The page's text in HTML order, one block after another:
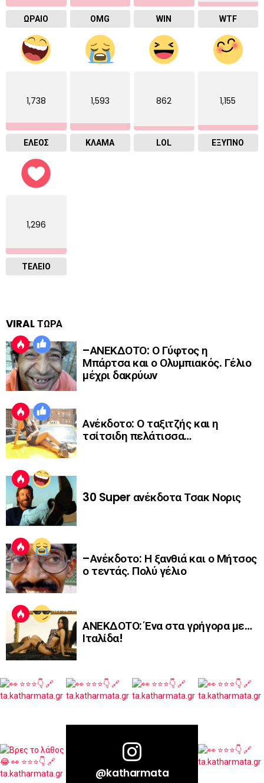
ΩΡΑΙΟ OMG WIN WTF
1,738
ΕΛΕΟΣ
1,593
ΚΛΑΜΑ
862
LOL
1,155
ΈΞΥΠΝΟ
1,296
ΤΕΛΕΙΟ
VIRAL ΤΩΡΑ
–ΑΝΕΚΔΟΤΟ: Ο Γύφτος η
Μπάρτσα και ο Ολυμπιακός. Γέλιο
μέχρι δακρύων
Ανέκδοτο: Ο ταξιτζής και η
τσίτσιδη πελάτισσα…
30 Super ανέκδοτα Τσακ Νορις
–Ανέκδοτο: Η ξανθιά και ο Μήτσος
ο τεντάς. Πολύ γέλιο
ΑΝΕΚΔΟΤΟ: Ένα στα γρήγορα με…
Ιταλίδα!
@katharmata